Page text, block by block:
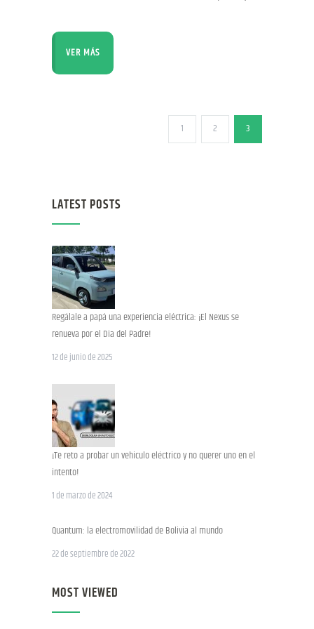
VER MÁS
1 2 3
LATEST POSTS
Regálale a papá una experiencia eléctrica: ¡El Nexus se
renueva por el Dia del Padre!
12 de junio de 2025
¡Te reto a probar un vehiculo eléctrico y no querer uno en el
intento!
1 de marzo de 2024
Quantum: la electromovilidad de Bolivia al mundo
22 de septiembre de 2022
MOST VIEWED